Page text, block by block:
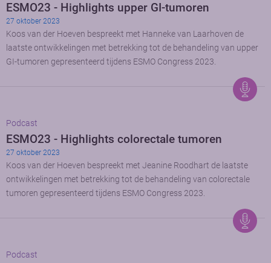
ESMO23 - Highlights upper GI-tumoren
27 oktober 2023
Koos van der Hoeven bespreekt met Hanneke van Laarhoven de
laatste ontwikkelingen met betrekking tot de behandeling van upper
GI-tumoren gepresenteerd tijdens ESMO Congress 2023.
Podcast
ESMO23 - Highlights colorectale tumoren
27 oktober 2023
Koos van der Hoeven bespreekt met Jeanine Roodhart de laatste
ontwikkelingen met betrekking tot de behandeling van colorectale
tumoren gepresenteerd tijdens ESMO Congress 2023.
Podcast